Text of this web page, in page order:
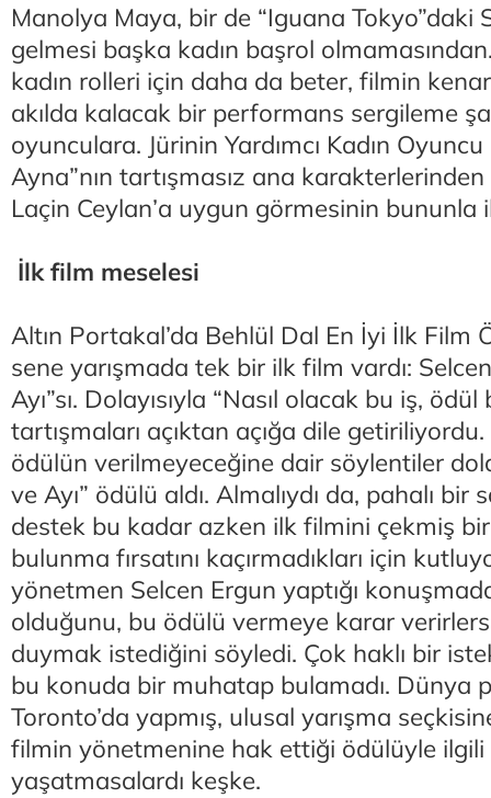
Manolya Maya, bir de “Iguana Tokyo”daki
gelmesi başka kadın başrol
kadın rolleri için daha da beter, filmin
akılda kalacak bir performans sergileme
oyunculara. Jürinin Yardımcı Kadın
Ayna”nın tartışmasız ana
Laçin Ceylan’a uygun görmesinin bununla
İlk film meselesi
Altın Portakal’da Behlül Dal En İyi İlk Film
sene yarışmada tek bir ilk film vardı:
Ayı”sı. Dolayısıyla “Nasıl olacak bu iş,
tartışmaları açıktan açığa dile
ödülün verilmeyeceğine dair söylentiler
ve Ayı” ödülü aldı. Almalıydı da, pahalı
destek bu kadar azken ilk filmini çekmiş
bulunma fırsatını kaçırmadıkları için
yönetmen Selcen Ergun yaptığı
olduğunu, bu ödülü vermeye karar
duymak istediğini söyledi. Çok haklı bir
bu konuda bir muhatap bulamadı. Dünya
Toronto’da yapmış, ulusal yarışma
filmin yönetmenine hak ettiği ödülüyle
yaşatmasalardı keşke.